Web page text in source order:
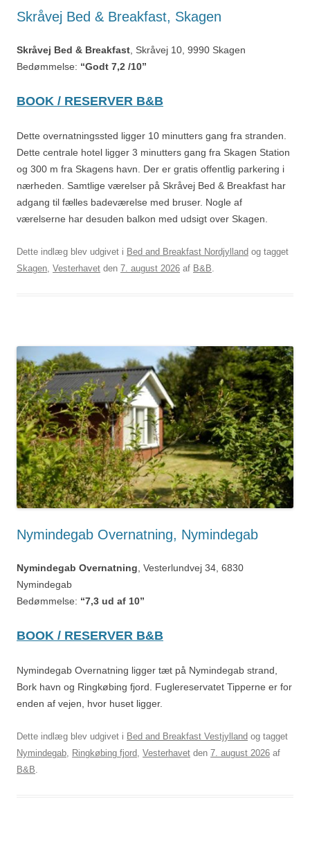
Skråvej Bed & Breakfast, Skagen
Skråvej Bed & Breakfast , Skråvej 10, 9990 Skagen
Bedømmelse: “Godt 7,2 /10”
BOOK / RESERVER B&B
Dette overnatningssted ligger 10 minutters gang fra stranden.
Dette centrale hotel ligger 3 minutters gang fra Skagen Station
og 300 m fra Skagens havn. Der er gratis offentlig parkering i
nærheden. Samtlige værelser på Skråvej Bed & Breakfast har
adgang til fælles badeværelse med bruser. Nogle af
værelserne har desuden balkon med udsigt over Skagen.
Dette indlæg blev udgivet i Bed and Breakfast Nordjylland og tagget
Skagen Vesterhavet den 7. august 2026 af B&B
Nymindegab Overnatning, Nymindegab
Nymindegab Overnatning , Vesterlundvej 34, 6830
Nymindegab
Bedømmelse: “7,3 ud af 10”
BOOK / RESERVER B&B
Nymindegab Overnatning ligger tæt på Nymindegab strand,
Bork havn og Ringkøbing fjord. Fuglereservatet Tipperne er for
enden af vejen, hvor huset ligger.
Dette indlæg blev udgivet i Bed and Breakfast Vestjylland og tagget
Nymindegab, Ringkøbing fjord, Vesterhavet den 7. august 2026 af
B&B.